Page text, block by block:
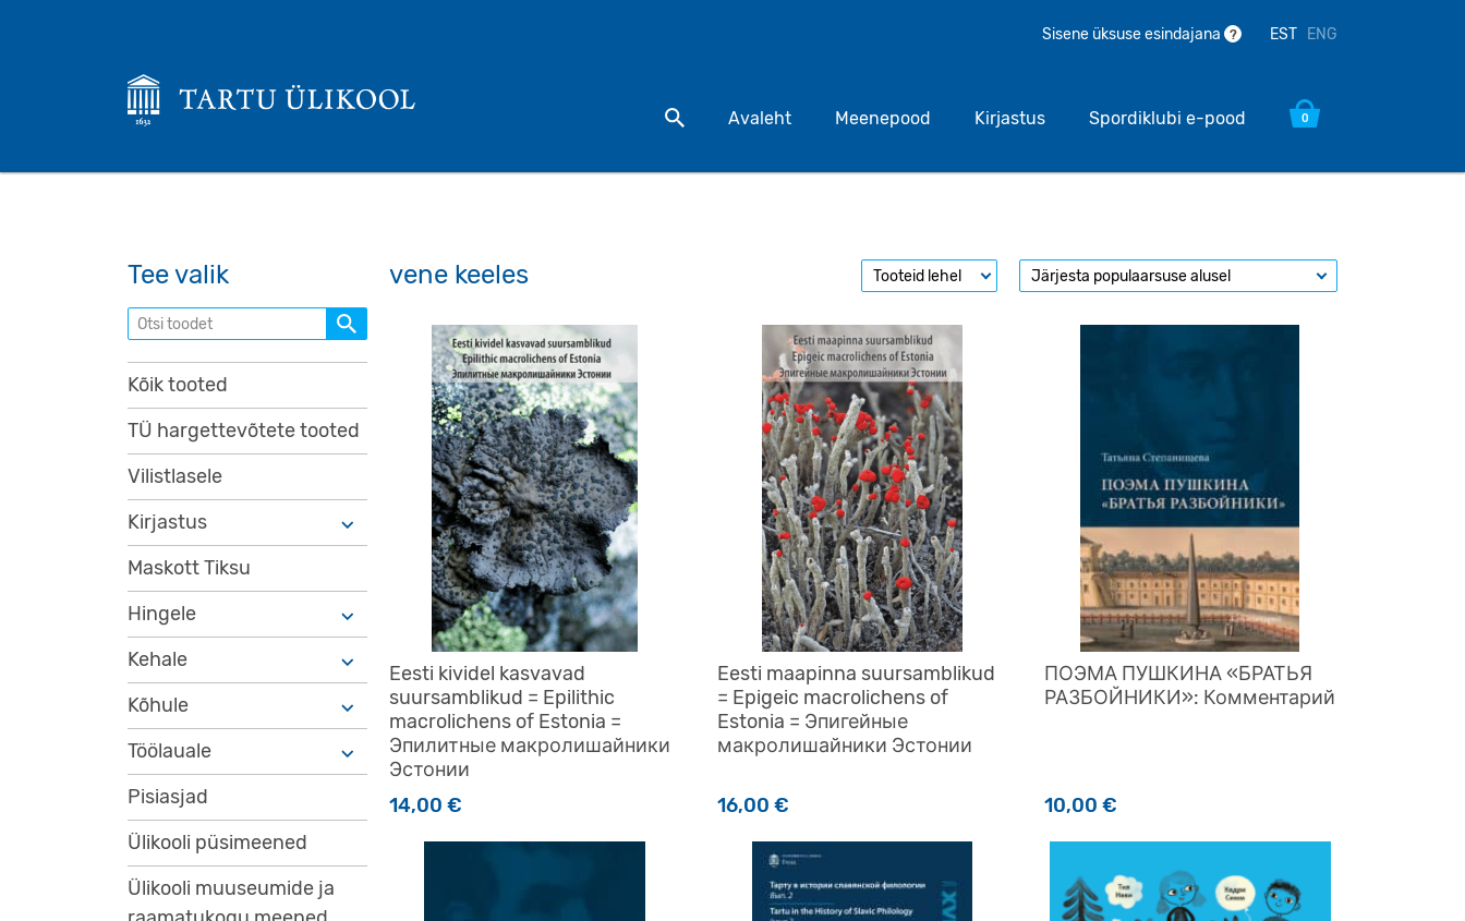
Sisene üksuse esindajana ? EST ENG
Otsi toodetAvaleht Meenepood Kirjastus Spordiklubi e-pood 0
Tee valik
Otsi toodet
Kõik tooted
TÜ hargettevõtete tooted
Vilistlasele
Kirjastus
Maskott Tiksu
Hingele
Kehale
Kõhule
Töölauale
Pisiasjad
Ülikooli püsimeened
Ülikooli muuseumide ja
vene keeles
Eesti kividel kasvavad
suursamblikud = Epilithic
macrolichens of Estonia =
Эпилитные макролишайники
Эстонии
14,00 €
Eesti maapinna suursamblikud
= Epigeic macrolichens of
Estonia = Эпигейные
макролишайники Эстонии
16,00 €
ПОЭМА ПУШКИНА «БРАТЬЯ
РАЗБОЙНИКИ»: Комментарий
10,00€